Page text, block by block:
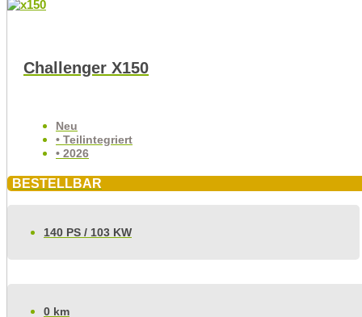
Challenger X150
Neu
• Teilintegriert
• 2026
BESTELLBAR
140 PS / 103 KW
0 km